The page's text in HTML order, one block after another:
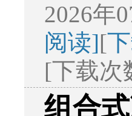
2026年
阅读][
[下载次
组合